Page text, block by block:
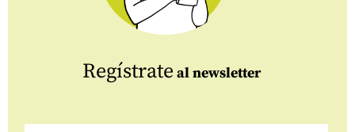
Regístrate al newsletter